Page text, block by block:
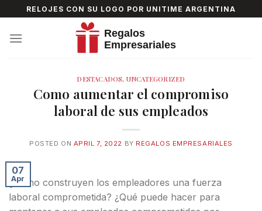
to
content
RELOJES CON SU LOGO POR UNITIME ARGENTINA
DESTACADOS, UNCATEGORIZED
Como aumentar el compromiso
laboral de sus empleados
POSTED ON APRIL 7, 2022 BY REGALOS EMPRESARIALES
07
Apr
¿Cómo construyen los empleadores una fuerza
laboral comprometida? ¿Qué puede hacer para